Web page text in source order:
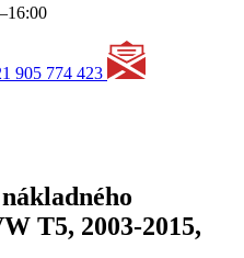
905 774 423
T5, 2003-2015,